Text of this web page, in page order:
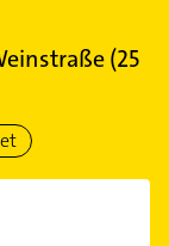
(25